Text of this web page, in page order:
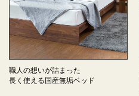
職人の想いが詰まった
長く使える 国産無垢ベッド